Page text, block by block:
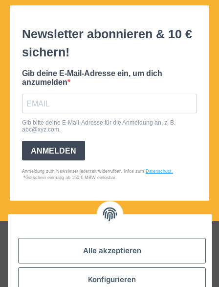
Alle akzeptieren
Konfigurieren
Folgt uns auf Social Media